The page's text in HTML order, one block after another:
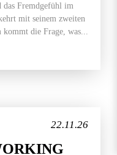
Fremdgefühl im
mit seinem zweiten
die Frage, was...
22.11.26